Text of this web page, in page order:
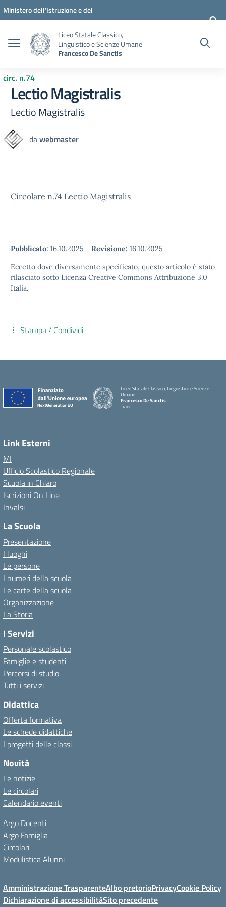
Vai ai contenuti
Vai al menu di navigazione
Vai al footer
Ministero dell'Istruzione e del
Liceo Statale Classico,
Linguistico e Scienze Umane
Francesco De Sanctis
circ. n.74
Lectio Magistralis
Lectio Magistralis
dawebmaster
Circolare n.74 Lectio Magistralis
Pubblicato: 16.10.2025 - Revisione: 16.10.2025
Eccetto dove diversamente specificato, questo articolo è stato
rilasciato sotto Licenza Creative Commons Attribuzione 3.0
Italia.
Stampa / Condividi
Liceo Statale Classico, Linguistico e Scienze
Umane
Francesco De Sanctis
Trani
Link Esterni
MI
Ufficio Scolastico Regionale
Scuola in Chiaro
Iscrizioni On Line
Invalsi
La Scuola
Presentazione
I luoghi
Le persone
I numeri della scuola
Le carte della scuola
Organizzazione
La Storia
I Servizi
Personale scolastico
Famiglie e studenti
Percorsi di studio
Tutti i servizi
Didattica
Offerta formativa
Le schede didattiche
I progetti delle classi
Novità
Le notizie
Le circolari
Calendario eventi
Argo Docenti
Argo Famiglia
Circolari
Modulistica Alunni
Amministrazione TrasparenteAlbo pretorioPrivacyCookie Policy
Dichiarazione di accessibilitàSito precedente